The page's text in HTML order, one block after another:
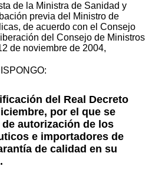
de la Ministra de Sanidad y
previa del Ministro de
de acuerdo con el Consejo
del Consejo de Ministros
de noviembre de 2004,
del Real Decreto
por el que se
autorización de los
e importadores de
de calidad en su